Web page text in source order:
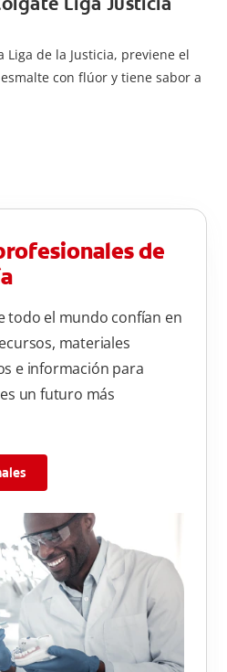
Liga de la Justicia, previene el
con flúor y tiene sabor a
de
todo el mundo confían en
materiales
e información para
un futuro más